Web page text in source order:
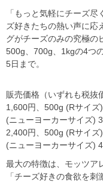
「もっと気軽にチーズ
ズ好きたちの熱い声に応
グがチーズのみの究極の
500g
700g 1kgの4つ
5日まで。
販売価格（いずれも税抜
1,600円、 500g (Rサイズ
(ニューヨーカーサイズ)
2,400円、 500g (Rサイズ
(ニューヨーカーサイズ)
最大の特徴は、モッツア
「チーズ好きの食欲を